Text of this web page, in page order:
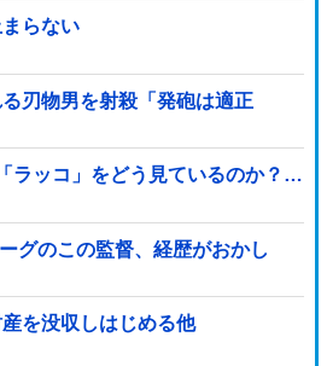
らない
刃物男を射殺「発砲は適正
ラッコ」をどう見ているのか？…
グのこの監督、経歴がおかし
を没収しはじめる他